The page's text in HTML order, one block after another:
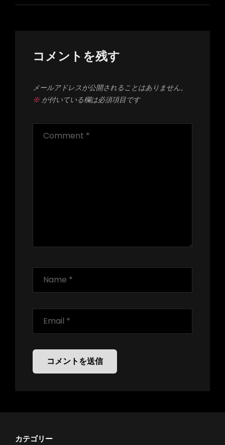
ー
コメントを残す
メールアドレスが公開されることはありません。
※が付いている欄は必須項目です
カテゴリー